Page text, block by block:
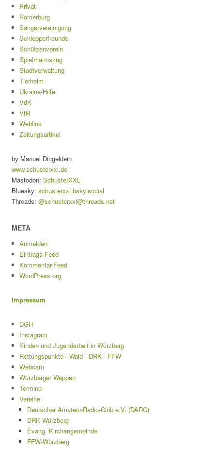
Privat
Römerburg
Sängervereinigung
Schlepperfreunde
Schützenverein
Spielmannszug
Stadtverwaltung
Tierheim
Ukraine-Hilfe
VdK
VfR
Weblink
Zeitungsartikel
by Manuel Dingeldein
www.schusterxxl.de
Mastodon: SchusterXXL
Bluesky: schusterxxl.bsky.social
Threads: @schusterxxl@threads.net
META
Anmelden
Eintrags-Feed
Kommentar-Feed
WordPress.org
Impressum
DGH
Instagram
Kinder- und Jugendarbeit in Würzberg
Rettungspunkte - Wald - DRK - FFW
Webcam
Würzberger Wappen
Termine
Vereine
Deutscher Amateur-Radio-Club e.V. (DARC)
DRK Würzberg
Evang. Kirchengemeinde
FFW-Würzberg